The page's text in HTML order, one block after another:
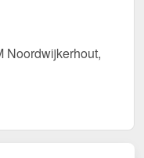
Noordwijkerhout,